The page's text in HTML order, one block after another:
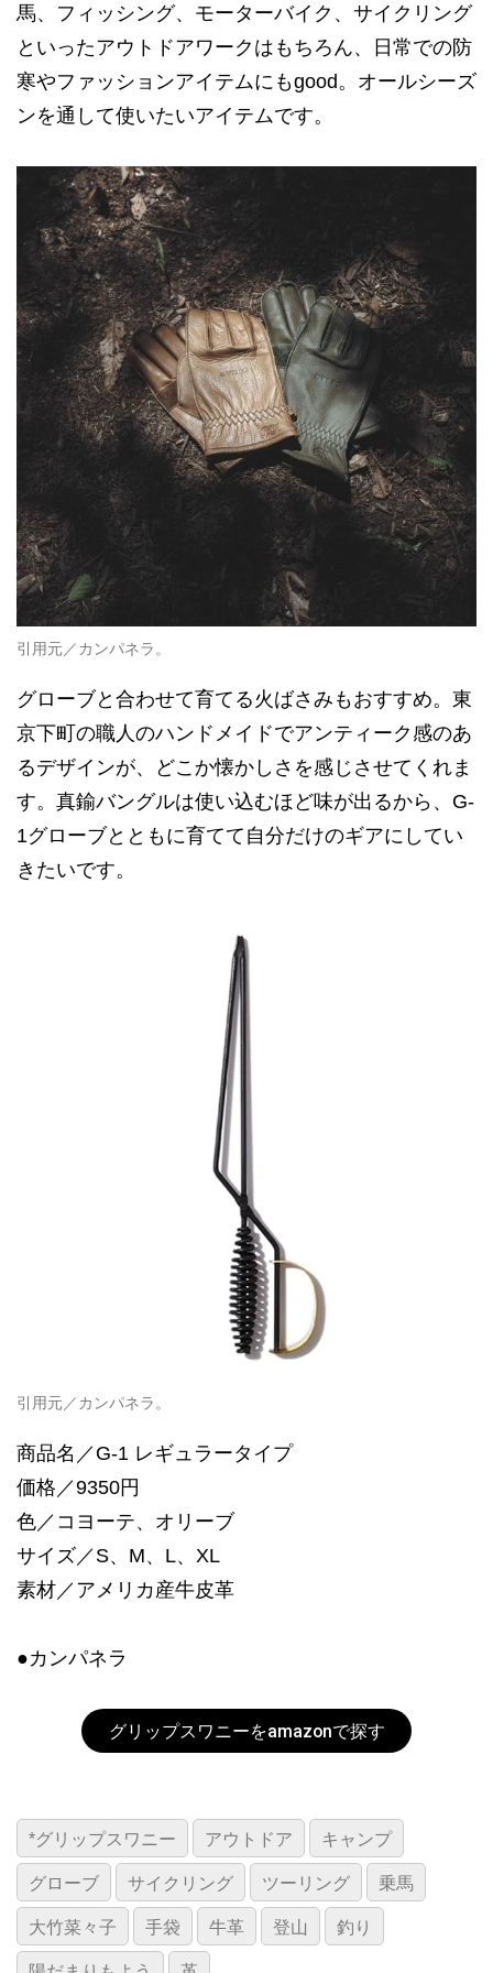
馬、フィッシング、モーターバイク、サイクリング
といったアウトドアワークはもちろん、日常での防
寒やファッションアイテムにもgood。オールシーズ
ンを通して使いたいアイテムです。
引用元／カンパネラ。
グローブと合わせて育てる火ばさみもおすすめ。東
京下町の職人のハンドメイドでアンティーク感のあ
るデザインが、どこか懐かしさを感じさせてくれま
す。真鍮バングルは使い込むほど味が出るから、G-
1グローブとともに育てて自分だけのギアにしてい
きたいです。
引用元／カンパネラ。
商品名／G-1 レギュラータイプ
価格／9350円
色／コヨーテ、オリーブ
サイズ／S、M、L、XL
素材／アメリカ産牛皮革
●カンパネラ
グリップスワニーをamazonで探す
*グリップスワニー アウトドア キャンプ
グローブ サイクリング ツーリング 乗馬
大竹菜々子 手袋 牛革 登山 釣り